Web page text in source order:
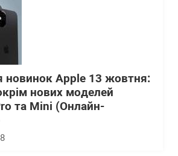
новинок Apple 13 жовтня:
нових моделей
та Mini (Онлайн-